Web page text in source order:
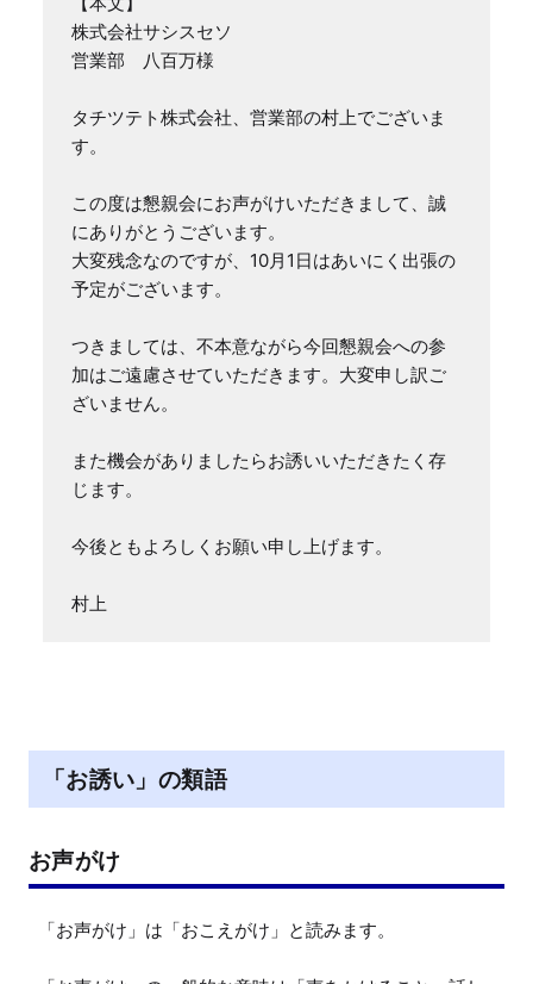
株式会社サシスセソ
営業部　八百万様
タチツテト株式会社、営業部の村上でございま
す。
この度は懇親会にお声がけいただきまして、誠
にありがとうございます。
大変残念なのですが、10月1日はあいにく出張の
予定がございます。
つきましては、不本意ながら今回懇親会への参
加はご遠慮させていただきます。大変申し訳ご
ざいません。
また機会がありましたらお誘いいただきたく存
じます。
今後ともよろしくお願い申し上げます。
村上
「お誘い」の類語
お声がけ
「お声がけ」は「おこえがけ」と読みます。